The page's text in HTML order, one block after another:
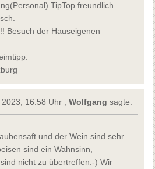
TipTop freundlich.
Besuch der Hauseigenen
2023, 16:58 Uhr ,Wolfgangsagte:
und der Wein sind sehr
sind ein Wahnsinn,
nicht zu übertreffen:-) Wir